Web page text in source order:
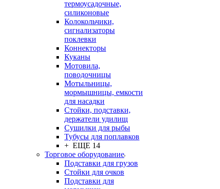
термоусадочные,
силиконовые
Колокольчики,
сигнализаторы
поклевки
Коннекторы
Куканы
Мотовила,
поводочницы
Мотыльницы,
мормышницы, емкости
для насадки
Стойки, подставки,
держатели удилищ
Сушилки для рыбы
Тубусы для поплавков
+ ЕЩЕ 14
Торговое оборудование
Подставки для грузов
Стойки для очков
Подставки для